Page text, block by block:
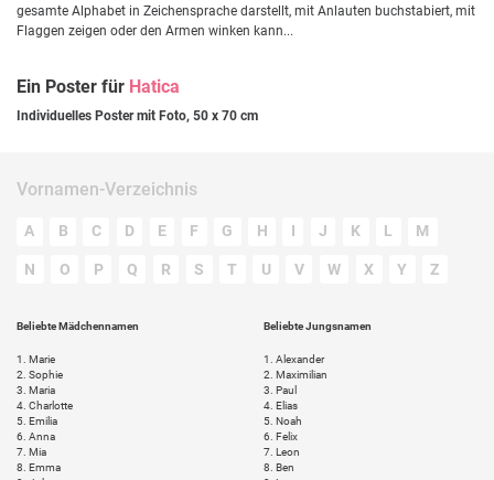
gesamte Alphabet in Zeichensprache darstellt, mit Anlauten buchstabiert, mit
Flaggen zeigen oder den Armen winken kann...
Ein Poster für Hatica
Individuelles Poster mit Foto, 50 x 70 cm
Vornamen-Verzeichnis
A B C D E F G H I J K L M
N O P Q R S T U V W X Y Z
Beliebte Mädchennamen
1.
Marie
2. Sophie
3. Maria
4. Charlotte
5. Emilia
6. Anna
7. Mia
8. Emma
Beliebte Jungsnamen
1.
Alexander
2. Maximilian
3. Paul
4. Elias
5. Noah
6. Felix
7. Leon
8. Ben